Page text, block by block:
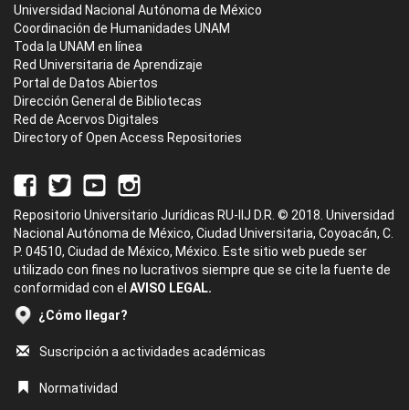
Universidad Nacional Autónoma de México
Coordinación de Humanidades UNAM
Toda la UNAM en línea
Red Universitaria de Aprendizaje
Portal de Datos Abiertos
Dirección General de Bibliotecas
Red de Acervos Digitales
Directory of Open Access Repositories
Repositorio Universitario Jurídicas RU-IIJ D.R. © 2018. Universidad
Nacional Autónoma de México, Ciudad Universitaria, Coyoacán, C.
P. 04510, Ciudad de México, México. Este sitio web puede ser
utilizado con fines no lucrativos siempre que se cite la fuente de
conformidad con el AVISO LEGAL.
¿Cómo llegar?
Suscripción a actividades académicas
Normatividad